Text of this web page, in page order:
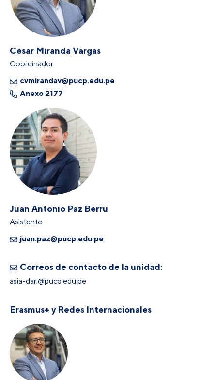
César Miranda Vargas
Coordinador
cvmirandav@pucp.edu.pe
Anexo 2177
Juan Antonio Paz Berru
Asistente
juan.paz@pucp.edu.pe
Correos de contacto de la unidad:
asia-dari@pucp.edu.pe
Erasmus+ y Redes Internacionales